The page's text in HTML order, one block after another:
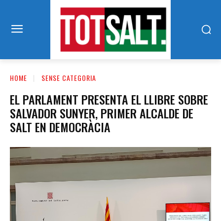
HOME SENSE CATEGORIA
EL PARLAMENT PRESENTA EL LLIBRE SOBRE
SALVADOR SUNYER, PRIMER ALCALDE DE
SALT EN DEMOCRÀCIA